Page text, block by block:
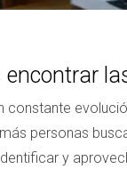
encontrar
constante
personas
y